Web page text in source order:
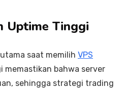
Uptime Tinggi
saat memilih VPS
memastikan bahwa server
sehingga strategi trading